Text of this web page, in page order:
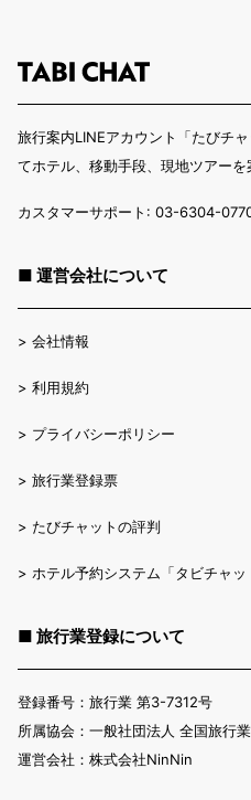
旅行案内LINEアカウント「たびチ
てホテル、移動手段、現地ツアーを
カスタマーサポート: 03-6304-
■ 運営会社について
> 会社情報
> 利用規約
> プライバシーポリシー
> 旅行業登録票
> たびチャットの評判
> ホテル予約システム「タビチャッ
■ 旅行業登録について
登録番号：旅行業 第3-7312号
所属協会：一般社団法人 全国旅行
運営会社：株式会社NinNin